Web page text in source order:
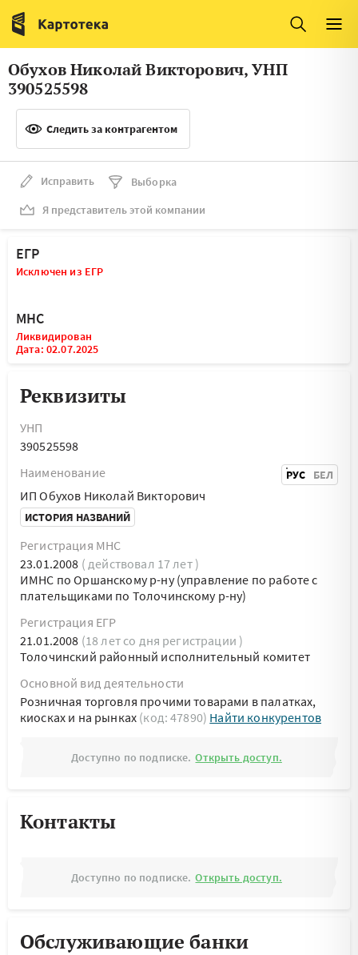
Италия
Люксембург
Литва
Латвия
Словения
Франция
Швеция
Мальта
Обухов Николай Викторович, УНП
390525598
Следить за контрагентом
Исправить
Выборка
Я представитель этой компании
ЕГР
Исключен из ЕГР
МНС
Ликвидирован
Дата: 02.07.2025
Реквизиты
УНП
390525598
Наименование
РУС БЕЛ
ИП Обухов Николай Викторович
ИСТОРИЯ НАЗВАНИЙ
Регистрация МНС
23.01.2008 ( действовал 17 лет )
ИМНС по Оршанскому р-ну (управление по работе с
плательщиками по Толочинскому р-ну)
Регистрация ЕГР
21.01.2008 (18 лет со дня регистрации )
Толочинский районный исполнительный комитет
Основной вид деятельности
Розничная торговля прочими товарами в палатках,
киосках и на рынках (код: 47890) Найти конкурентов
Доступно по подписке. Открыть доступ.
Контакты
Доступно по подписке. Открыть доступ.
Обслуживающие банки